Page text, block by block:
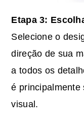
Etapa 3:
Selecione o
direção de sua
a todos os
é principalmente
visual.